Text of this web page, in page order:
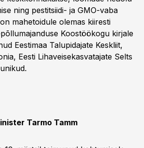
ning pestitsiidi- ja GMO-vaba
mahetoidule olemas kiiresti
Koostöökogu kirjale
Eestimaa Talupidajate Keskliit,
Eesti Lihaveisekasvatajate Selts
Tarmo Tamm